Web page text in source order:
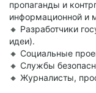
пропаганды и
информационной и
🔸 Разработчики
идеи).
🔸 Социальные
🔸 Службы
🔸 Журналисты,